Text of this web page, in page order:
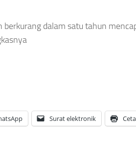
berkurang dalam satu tahun
Surat elektronik